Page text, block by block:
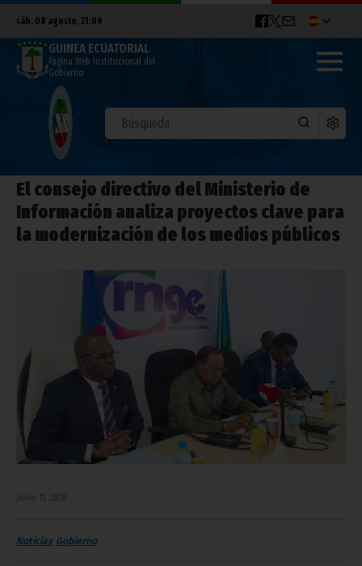
sáb. 08 agosto, 21:09
GUINEA ECUATORIAL
Página Web Institucional del
Gobierno
El consejo directivo del Ministerio de
Información analiza proyectos clave para
la modernización de los medios públicos
junio 11, 2026
Noticias Gobierno